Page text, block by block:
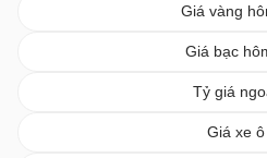
Giá vàng
Giá bạc
Tỷ giá
Giá xe